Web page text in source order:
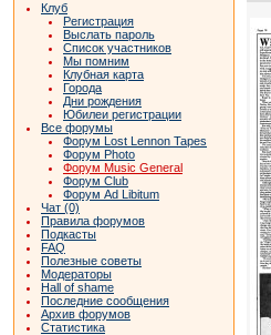
Клуб
Регистрация
Выслать пароль
Список участников
Мы помним
Клубная карта
Города
Дни рождения
Юбилеи регистрации
Все форумы
Форум Lost Lennon Tapes
Форум Photo
Форум Music General
Форум Club
Форум Ad Libitum
Чат (0)
Правила форумов
Подкасты
FAQ
Полезные советы
Модераторы
Hall of shame
Последние сообщения
Архив форумов
Статистика